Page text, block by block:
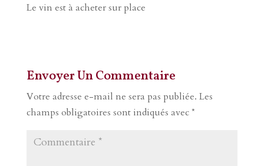
Le vin est à acheter sur place
Envoyer Un Commentaire
Votre adresse e-mail ne sera pas publiée. Les
champs obligatoires sont indiqués avec*